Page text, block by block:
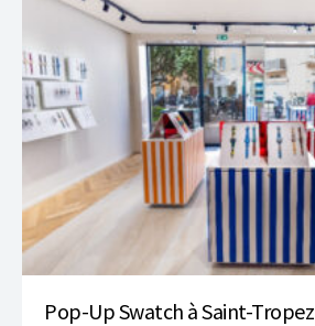
Pop-Up Swatch à Saint-Tropez